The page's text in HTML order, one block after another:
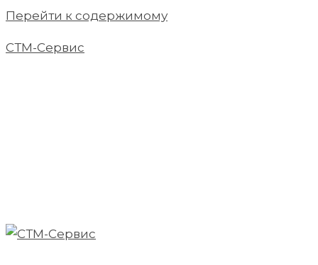
Перейти к содержимому
СТМ-Сервис